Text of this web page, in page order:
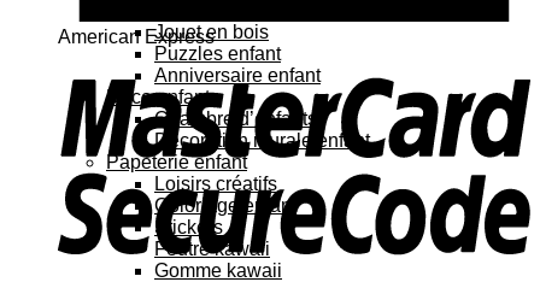
American Express
Jouet en bois
Puzzles enfant
Anniversaire enfant
Déco enfant
Chambre d’enfants
Décoration murale enfant
Papeterie enfant
Loisirs créatifs
Coloriage enfant
Stickers
Feutre kawaii
Gomme kawaii